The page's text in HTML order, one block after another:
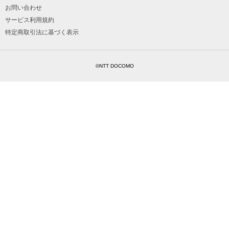
お問い合わせ
サービス利用規約
特定商取引法に基づく表示
©NTT DOCOMO